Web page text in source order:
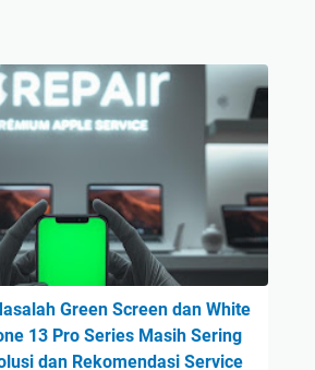
Green Screen dan White
13 Pro Series Masih Sering
dan Rekomendasi Service